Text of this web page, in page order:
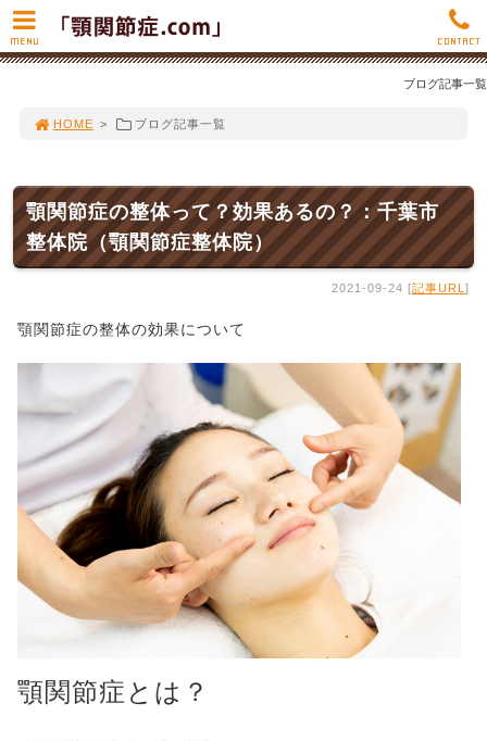
ブログ記事一覧
HOME > ブログ記事一覧
顎関節症の整体って？効果あるの？：千葉市
整体院（顎関節症整体院）
2021-09-24 [記事URL ]
顎関節症の整体の効果について
顎関節症とは？
MENU CONTACT